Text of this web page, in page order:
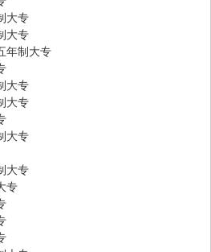
大专
大专
年制大专
大专
大专
大专
大专
专